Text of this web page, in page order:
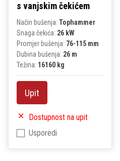
s vanjskim čekićem
Način bušenja: Tophammer
Snaga čekića: 26 kW
Promjer bušenja: 76-115 mm
Dubina bušenja: 26 m
Težina: 16160 kg
Upit
Dostupnost na upit
Usporedi